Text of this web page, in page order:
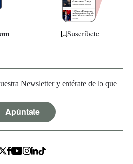
Suscríbete
Newsletter y entérate de lo que
Apúntate